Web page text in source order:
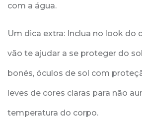
com a água.
Um dica extra: Inclua no look do
vão te ajudar a se proteger do
bonés, óculos de sol com
leves de cores claras para não
temperatura do corpo.